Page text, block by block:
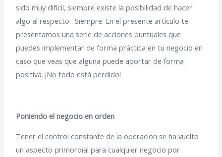
sido muy difícil, siempre existe la posibilidad de hacer
algo al respecto…Siempre. En el presente artículo te
presentamos una serie de acciones puntuales que
puedes implementar de forma práctica en tu negocio en
caso que veas que alguna puede aportar de forma
positiva. ¡No todo está perdido!
Poniendo el negocio en orden
Tener el control constante de la operación se ha vuelto
un aspecto primordial para cualquier negocio por